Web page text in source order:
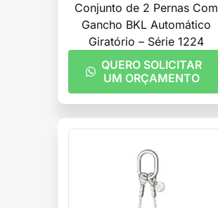
Conjunto de 2 Pernas Com
Gancho BKL Automático
Giratório – Série 1224
QUERO SOLICITAR
UM ORÇAMENTO